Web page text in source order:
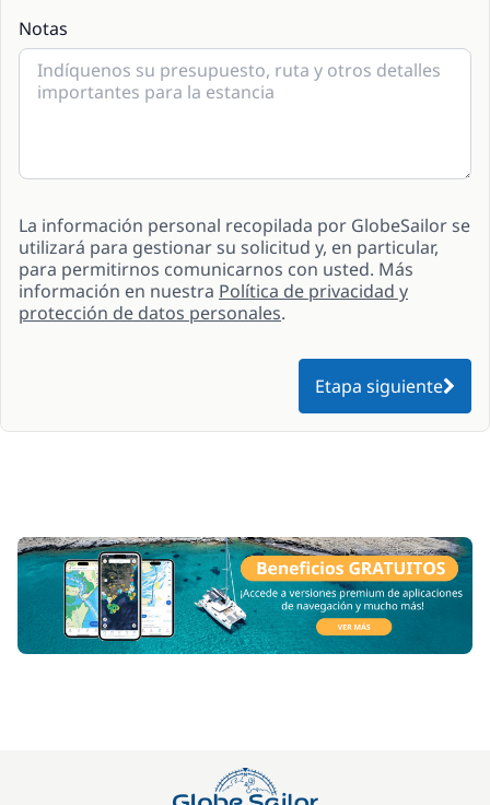
Notas
La información personal recopilada por GlobeSailor se
utilizará para gestionar su solicitud y, en particular,
para permitirnos comunicarnos con usted. Más
información en nuestra Política de privacidad y
protección de datos personales.
Etapa siguiente